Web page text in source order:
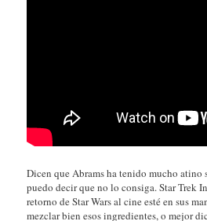
Dicen que Abrams ha tenido mucho atino
puedo decir que no lo consiga. Star Trek
retorno de Star Wars al cine esté en sus
mezclar bien esos ingredientes, o mejor